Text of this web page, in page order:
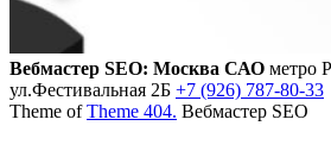
Вебмастер SEO: Москва САО метро
ул.Фестивальная 2Б +7 (926) 787-80-33
Theme ofTheme 404. Вебмастер SEO